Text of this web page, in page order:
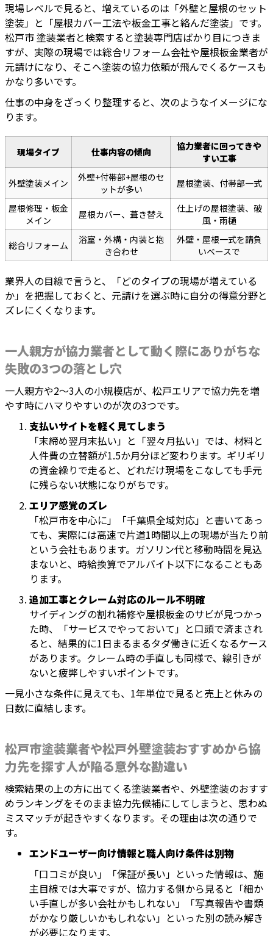
現場レベルで見ると、増えているのは「外壁と屋根のセット
塗装」と「屋根カバー工法や板金工事と絡んだ塗装」です。
松戸市 塗装業者と検索すると塗装専門店ばかり目につきま
すが、実際の現場では総合リフォーム会社や屋根板金業者が
元請けになり、そこへ塗装の協力依頼が飛んでくるケースも
かなり多いです。
仕事の中身をざっくり整理すると、次のようなイメージにな
ります。
現場タイプ 仕事内容の傾向
協力業者に回ってきや
すい工事
外壁塗装メイン
外壁+付帯部+屋根のセ
ットが多い
屋根塗装、付帯部一式
屋根修理・板金
メイン
屋根カバー、葺き替え
仕上げの屋根塗装、破
風・雨樋
総合リフォーム
浴室・外構・内装と抱
き合わせ
外壁・屋根一式を請負
いベースで
業界人の目線で言うと、「どのタイプの現場が増えている
か」を把握しておくと、元請けを選ぶ時に自分の得意分野と
ズレにくくなります。
一人親方が協力業者として動く際にありがちな
失敗の3つの落とし穴
一人親方や2〜3人の小規模店が、松戸エリアで協力先を増
やす時にハマりやすいのが次の3つです。
支払いサイトを軽く見てしまう
「末締め翌月末払い」と「翌々月払い」では、材料と
人件費の立替額が1.5か月分ほど変わります。ギリギリ
の資金繰りで走ると、どれだけ現場をこなしても手元
に残らない状態になりがちです。
エリア感覚のズレ
「松戸市を中心に」「千葉県全域対応」と書いてあっ
ても、実際には高速で片道1時間以上の現場が当たり前
という会社もあります。ガソリン代と移動時間を見込
まないと、時給換算でアルバイト以下になることもあ
ります。
追加工事とクレーム対応のルール不明確
サイディングの割れ補修や屋根板金のサビが見つかっ
た時、「サービスでやっておいて」と口頭で済まされ
ると、結果的に1日まるまるタダ働きに近くなるケース
があります。クレーム時の手直しも同様で、線引きが
ないと疲弊しやすいポイントです。
一見小さな条件に見えても、1年単位で見ると売上と休みの
日数に直結します。
松戸市塗装業者や松戸外壁塗装おすすめから協
力先を探す人が陥る意外な勘違い
検索結果の上の方に出てくる塗装業者や、外壁塗装のおすす
めランキングをそのまま協力先候補にしてしまうと、思わぬ
ミスマッチが起きやすくなります。その理由は次の通りで
す。
エンドユーザー向け情報と職人向け条件は別物
「口コミが良い」「保証が長い」といった情報は、施
主目線では大事ですが、協力する側から見ると「細か
い手直しが多い会社かもしれない」「写真報告や書類
がかなり厳しいかもしれない」といった別の読み解き
が必要になります。